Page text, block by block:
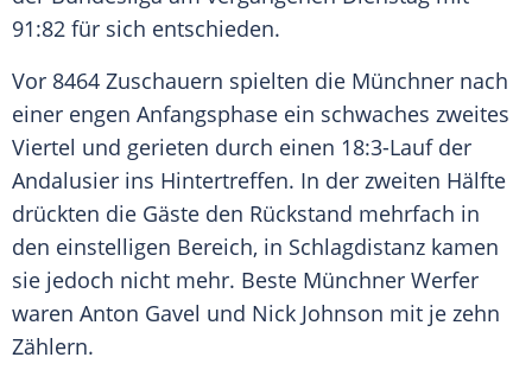
91:82 für sich entschieden.
Vor 8464 Zuschauern spielten die Münchner nach
einer engen Anfangsphase ein schwaches zweites
Viertel und gerieten durch einen 18:3-Lauf der
Andalusier ins Hintertreffen. In der zweiten Hälfte
drückten die Gäste den Rückstand mehrfach in
den einstelligen Bereich, in Schlagdistanz kamen
sie jedoch nicht mehr. Beste Münchner Werfer
waren Anton Gavel und Nick Johnson mit je zehn
Zählern.